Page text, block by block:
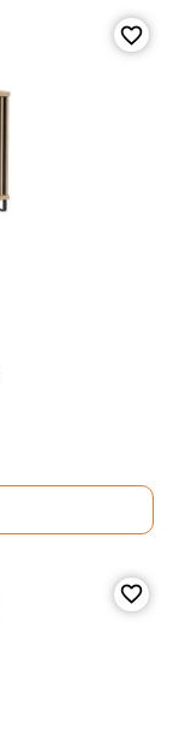
favorite_border
favorite_border